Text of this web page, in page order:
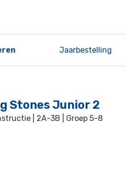
Jaarbestelling
Stones Junior 2
| 2A-3B | Groep 5-8